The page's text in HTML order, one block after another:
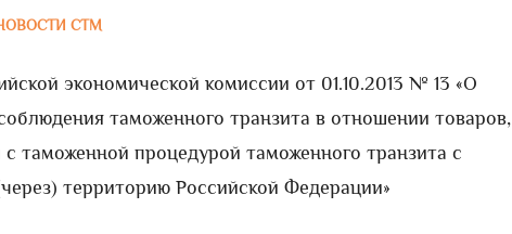
СТМ
экономической комиссии от 01.10.2013 № 13 «О
таможенного транзита в отношении товаров,
таможенной процедурой таможенного транзита с
территорию Российской Федерации»